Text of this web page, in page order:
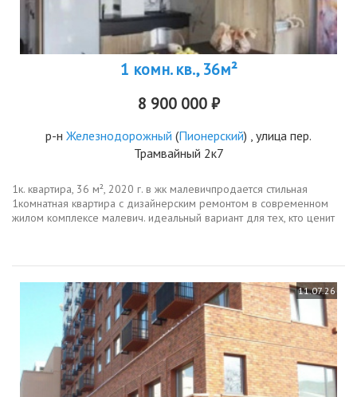
1 комн. кв., 36м²
8 900 000 ₽
р-н Железнодорожный (Пионерский) , улица пер.
Трамвайный 2к7
1к. квартира, 36 м², 2020 г. в жк малевичпродается стильная
1комнатная квартира с дизайнерским ремонтом в современном
жилом комплексе малевич. идеальный вариант для тех, кто ценит
11.07.26